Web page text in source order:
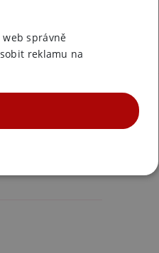
v kategoriích
pomůcky a sady
lana a pásky
lana a pásky červená
správně
reklamu na
FUNKČNÍ